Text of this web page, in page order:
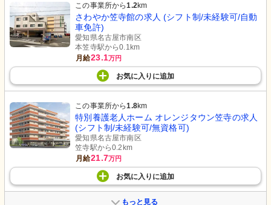
この事業所から1.2km
さわやか笠寺館の求人 (シフト制/未経験可/自動
車免許)
愛知県名古屋市南区
本笠寺駅から0.1km
月給23.1万円
お気に入り に追加
この事業所から1.8km
特別養護老人ホーム オレンジタウン笠寺の求人
(シフト制/未経験可/無資格可)
愛知県名古屋市南区
笠寺駅から0.2km
月給21.7万円
お気に入り に追加
もっと見る